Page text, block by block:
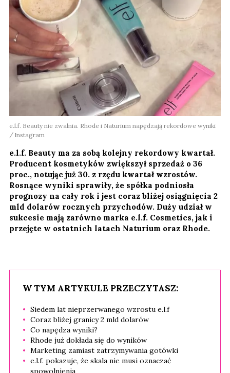
e.l.f. Beauty nie zwalnia. Rhode i Naturium napędzają rekordowe wyniki
Instagram
e.l.f. Beauty ma za sobą kolejny rekordowy kwartał.
Producent kosmetyków zwiększył sprzedaż o 36
proc., notując już 30. z rzędu kwartał wzrostów.
Rosnące wyniki sprawiły, że spółka podniosła
prognozy na cały rok i jest coraz bliżej osiągnięcia 2
mld dolarów rocznych przychodów. Duży udział w
sukcesie mają zarówno marka e.l.f. Cosmetics, jak i
przejęte w ostatnich latach Naturium oraz Rhode.
W TYM ARTYKULE PRZECZYTASZ:
Siedem lat nieprzerwanego wzrostu e.l.f
Coraz bliżej granicy 2 mld dolarów
Co napędza wyniki?
Rhode już dokłada się do wyników
Marketing zamiast zatrzymywania gotówki
e.l.f. pokazuje, że skala nie musi oznaczać
spowolnienia